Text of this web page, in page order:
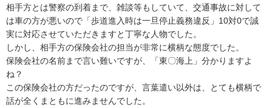
相手方とは警察の到着まで、雑談等もしていて、交通事故に対して
は車の方が悪いので「歩道進入時は一旦停止義務違反」10対0で誠
実に対応させていただきますと丁寧な人物でした。
しかし、相手方の保険会社の担当が非常に横柄な態度でした。
保険会社の名前まで言い難いですが、「東〇海上」分かりますよ
ね？
この保険会社の方だったのですが、言葉遣い以外は、とても横柄で
話が全くまともに進みませんでした。